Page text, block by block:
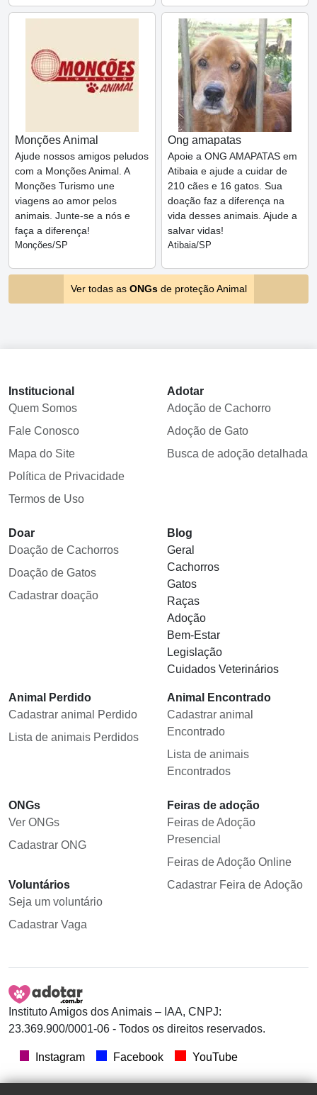
Monções Animal
Ajude nossos amigos peludos
com a Monções Animal. A
Monções Turismo une
viagens ao amor pelos
animais. Junte-se a nós e
faça a diferença!
Monções/SP
Ong amapatas
Apoie a ONG AMAPATAS em
Atibaia e ajude a cuidar de
210 cães e 16 gatos. Sua
doação faz a diferença na
vida desses animais. Ajude a
salvar vidas!
Atibaia/SP
Ver todas as ONGsde proteção Animal
Institucional
Quem Somos
Fale Conosco
Mapa do Site
Política de Privacidade
Termos de Uso
Adotar
Adoção de Cachorro
Adoção de Gato
Busca de adoção detalhada
Doar
Doação de Cachorros
Doação de Gatos
Cadastrar doação
Blog
Geral
Cachorros
Gatos
Raças
Adoção
Bem-Estar
Legislação
Cuidados Veterinários
Animal Perdido
Cadastrar animal Perdido
Lista de animais Perdidos
Animal Encontrado
Cadastrar animal
Encontrado
Lista de animais
Encontrados
ONGs
Ver ONGs
Cadastrar ONG
Voluntários
Seja um voluntário
Cadastrar Vaga
Feiras de adoção
Feiras de Adoção
Presencial
Feiras de Adoção Online
Cadastrar Feira de Adoção
Instituto Amigos dos Animais – IAA, CNPJ:
23.369.900/0001-06 - Todos os direitos reservados.
Instagram Facebook YouTube